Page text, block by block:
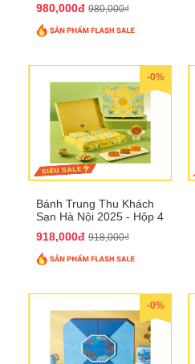
QTTT30
980,000đ 980,000₫
-0%
Bánh Trung Thu Khách
Sạn Hà Nội 2025 - Hộp 4
918,000đ 918,000₫
-0%